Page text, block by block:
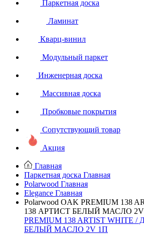
Паркетная доска
Ламинат
Кварц-винил
Модульный паркет
Инженерная доска
Массивная доска
Пробковые покрытия
Сопутствующий товар
Акция
Главная
Паркетная доска Главная
Polarwood Главная
Elegance Главная
Polarwood OAK PREMIUM 138
138 АРТИСТ БЕЛЫЙ МАСЛО
PREMIUM 138 ARTIST WHITE
БЕЛЫЙ МАСЛО 2V 1П